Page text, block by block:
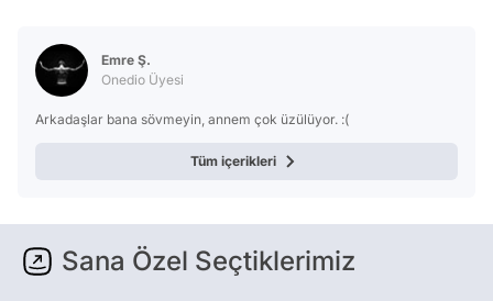
Emre Ş.
Onedio Üyesi
Arkadaşlar bana sövmeyin, annem çok üzülüyor. :(
Tüm içerikleri
Sana Özel Seçtiklerimiz